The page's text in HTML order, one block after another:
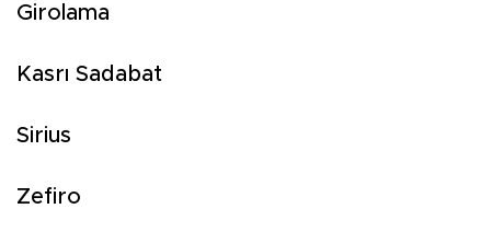
Girolama
Kasrı Sadabat
Sirius
Zefiro